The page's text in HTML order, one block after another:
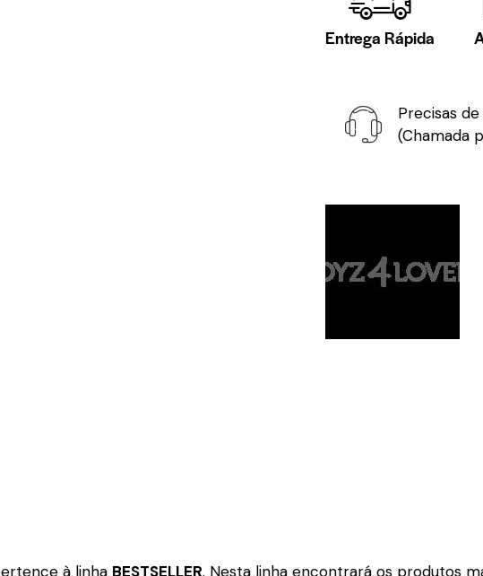
Entrega Rápida
Precisas de
(Chamada
à linha BESTSELLER. Nesta linha encontrará os produtos